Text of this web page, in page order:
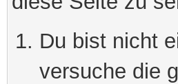
Du bist nicht
versuche die